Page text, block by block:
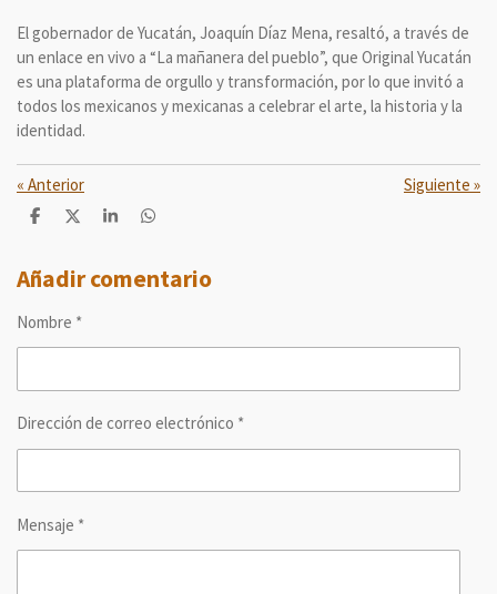
El gobernador de Yucatán, Joaquín Díaz Mena, resaltó, a través de
un enlace en vivo a “La mañanera del pueblo”, que Original Yucatán
es una plataforma de orgullo y transformación, por lo que invitó a
todos los mexicanos y mexicanas a celebrar el arte, la historia y la
identidad.
« Anterior Siguiente »
C
p
a
t
C
p
a
C
p
a
C
p
a
Añadir comentario
Nombre *
Dirección de correo electrónico *
Mensaje *